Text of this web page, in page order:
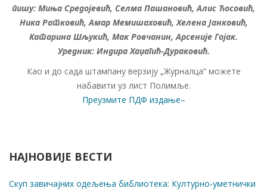
пишу: Миња Средојевић, Селма Пашановић, Алис Ћосовић,
Ника Ратковић, Амар Мемишаховић, Хелена Јанковић,
Катарина Шљукић, Мак Ровчанин, Арсеније Гојак.
Уредник: Индира Хаџагић-Дураковић.
Као и до сада штампану верзију „Журналца“ можете
набавити уз лист Полимље.
Преузмите ПДФ издање–
НАЈНОВИЈЕ ВЕСТИ
Скуп завичајних одељења библиотека: Културно-уметнички